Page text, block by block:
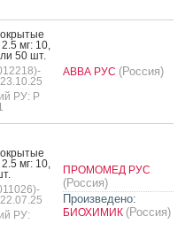
мг: 10,
50 шт.
РУ: Р
АВВА РУС (Россия)
мг: 10,
РУ:
ПРОМОМЕД РУС
(Россия)
Произведено:
БИОХИМИК (Россия)